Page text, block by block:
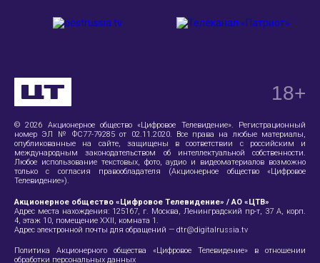
© 2026 Акционерное общество «Цифровое Телевидение». Регистрационный
номер ЭЛ № ФС77-79285 от 02.11.2020. Все права на любые материалы,
опубликованные на сайте, защищены в соответствии с российским и
международным законодательством об интеллектуальной собственности.
Любое использование текстовых, фото, аудио и видеоматериалов возможно
только с согласия правообладателя (Акционерное общество «Цифровое
Телевидение»).
Акционерное общество «Цифровое Телевидение» / АО «ЦТВ»
Адрес места нахождения: 125167, г. Москва, Ленинградский пр-т, 37 А , корп.
4, этаж 10, помещение XXII, комната 1.
Адрес электронной почты для обращений — dtr@digitalrussia.tv
Политика Акционерного общества «Цифровое Телевидение» в отношении
обработки персональных данных
18+